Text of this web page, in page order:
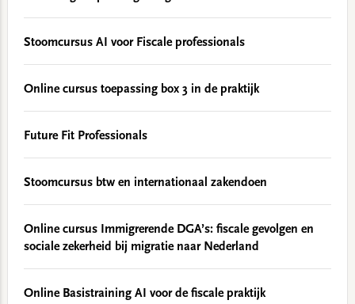
Stoomcursus AI voor Fiscale professionals
Online cursus toepassing box 3 in de praktijk
Future Fit Professionals
Stoomcursus btw en internationaal zakendoen
Online cursus Immigrerende DGA’s: fiscale gevolgen en
sociale zekerheid bij migratie naar Nederland
Online Basistraining AI voor de fiscale praktijk